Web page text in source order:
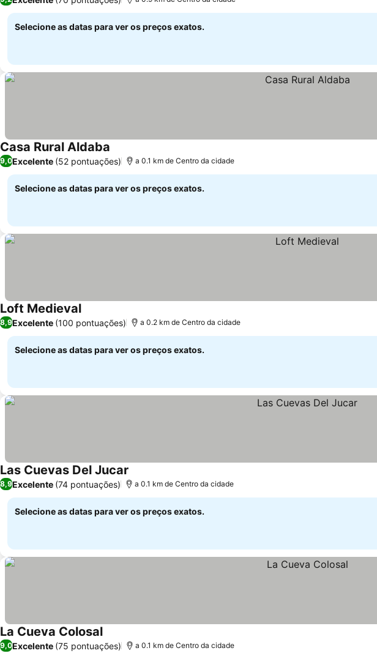
Selecione as datas para ver os preços exatos.
Casa Rural Aldaba Ver preços
9,0Excelente (52 pontuações) a 0.1 km de Centro da cidade
Selecione as datas para ver os preços exatos.
Loft MedievalVer preços
8,9Excelente (100 pontuações) a 0.2 km de Centro da cidade
Selecione as datas para ver os preços exatos.
Las Cuevas Del JucarVer preços
8,9Excelente (74 pontuações) a 0.1 km de Centro da cidade
Selecione as datas para ver os preços exatos.
La Cueva ColosalVer preços
9,0Excelente (75 pontuações) a 0.1 km de Centro da cidade